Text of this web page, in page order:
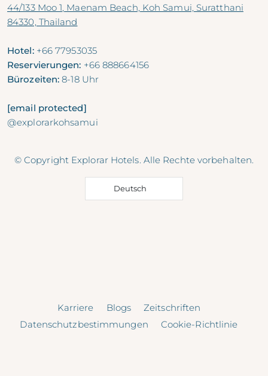
44/133 Moo 1, Maenam Beach, Koh Samui, Suratthani
84330, Thailand
Hotel: +66 77953035
Reservierungen: +66 888664156
Bürozeiten: 8-18 Uhr
[email protected]
@explorarkohsamui
© Copyright Explorar Hotels. Alle Rechte vorbehalten.
Deutsch
Karriere Blogs
Zeitschriften
Datenschutzbestimmungen
Cookie-Richtlinie